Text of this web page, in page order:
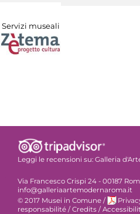
Servizi museali
Leggi le recensioni su: Galleria
Via Francesco Crispi 24 - 00187
info@galleriaartemodernaroma.it
© 2017 Musei in Comune /
responsabilité / Credits /